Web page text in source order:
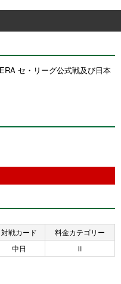
セ・リーグ公式戦及び日本
対戦カード
料金カテゴリー
中日 Ⅱ